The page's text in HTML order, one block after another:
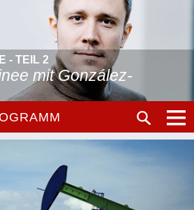
- TEIL 2
mit González-